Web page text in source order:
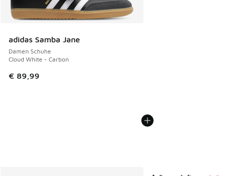
adidas Samba Jane
Damen Schuhe
Cloud White - Carbon
€ 89,99
Weitere Farben